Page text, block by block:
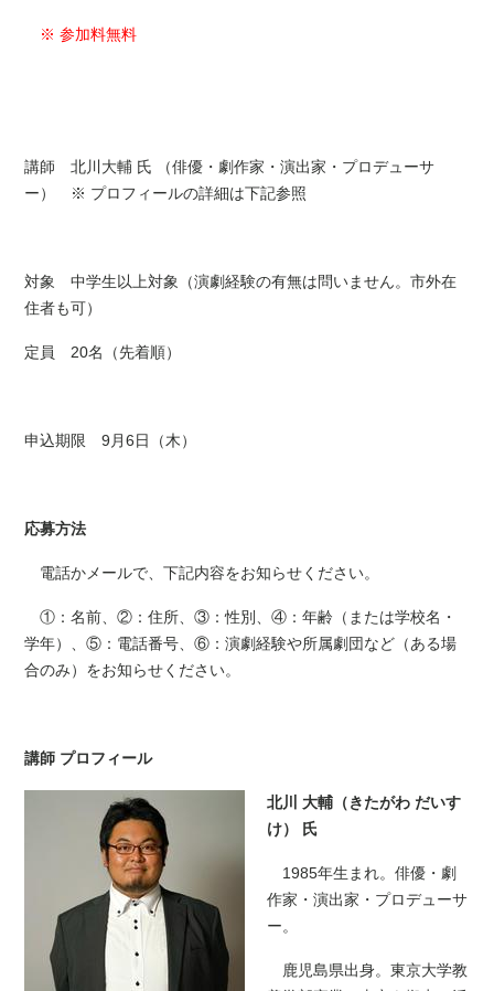
※ 参加料無料
講師 北川大輔 氏 （俳優・劇作家・演出家・プロデューサ
ー） ※ プロフィールの詳細は下記参照
対象 中学生以上対象（演劇経験の有無は問いません。市外在
住者も可）
定員 20名（先着順）
申込期限 9月6日（木）
応募方法
電話かメールで、下記内容をお知らせください。
①：名前、②：住所、③：性別、④：年齢（または学校名・
学年）、⑤：電話番号、⑥：演劇経験や所属劇団など（ある場
合のみ）をお知らせください。
講師 プロフィール
北川 大輔（きたがわ だいす
け） 氏
1985年生まれ。俳優・劇
作家・演出家・プロデューサ
ー。
鹿児島県出身。東京大学教